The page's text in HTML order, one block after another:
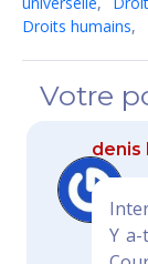
Droits humains,
Votre
denis
Y